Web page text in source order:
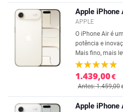
Apple iPhone
APPLE
O iPhone Air é
potência e
Mais fino, mais
1.439,00€
Antes: 1.459,00
Apple iPhone